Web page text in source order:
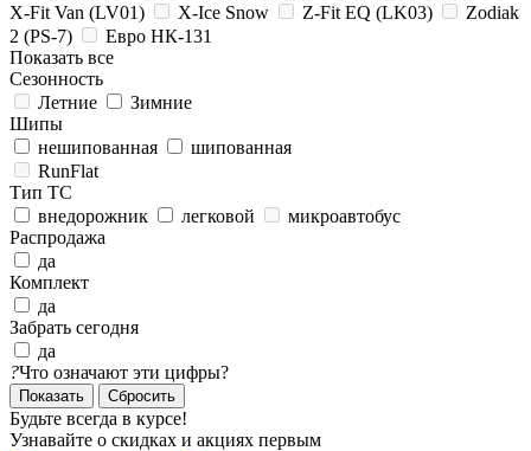
X-Fit Van (LV01)
X-Ice Snow Z-Fit EQ (LK03)
Zodiak
2 (PS-7)
Евро НК-131
Показать все
Сезонность
Летние
Зимние
Шипы
нешипованная
шипованная
RunFlat
Тип ТС
внедорожник
легковой
микроавтобус
Распродажа
да
Комплект
да
Забрать сегодня
да
?Что означают эти цифры?
Сбросить
Будьте всегда в курсе!
Узнавайте о скидках и акциях первым